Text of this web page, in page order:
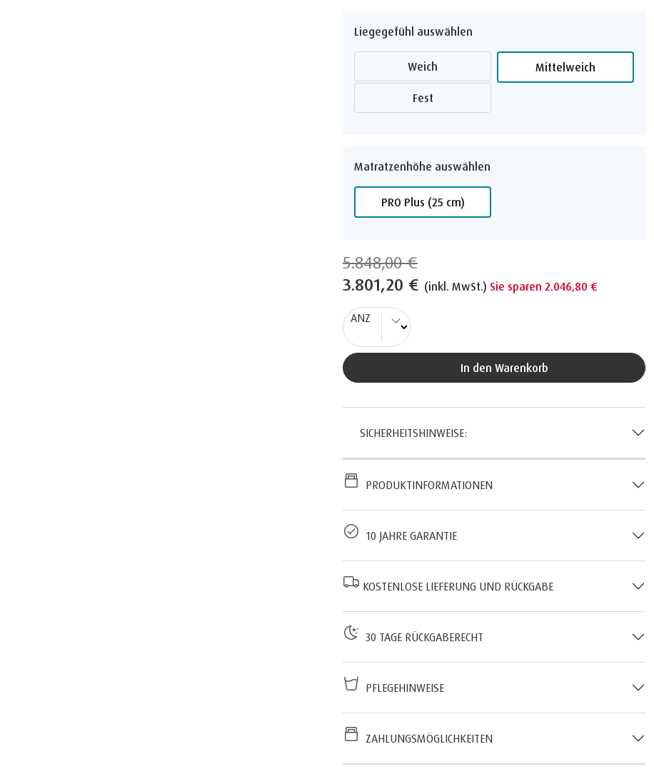
Liegegefühl auswählen
Weich Mittelweich
Fest
Matratzenhöhe auswählen
PRO Plus (25 cm)
5.848,00 €
3.801,20 € (inkl. MwSt.) Sie sparen 2.046,80 €
ANZ
In den Warenkorb
SICHERHEITSHINWEISE:
PRODUKTINFORMATIONEN
10 JAHRE GARANTIE
KOSTENLOSE LIEFERUNG UND RÜCKGABE
30 TAGE RÜCKGABERECHT
PFLEGEHINWEISE
ZAHLUNGSMÖGLICHKEITEN